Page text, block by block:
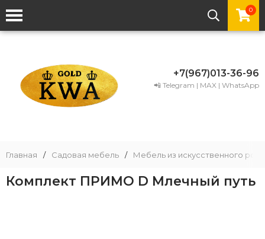
0
+7(967)013-36-96
📲 Telegram | MAX | WhatsApp
Главная / Садовая мебель / Мебель из искусственного
Комплект ПРИМО D Млечный путь